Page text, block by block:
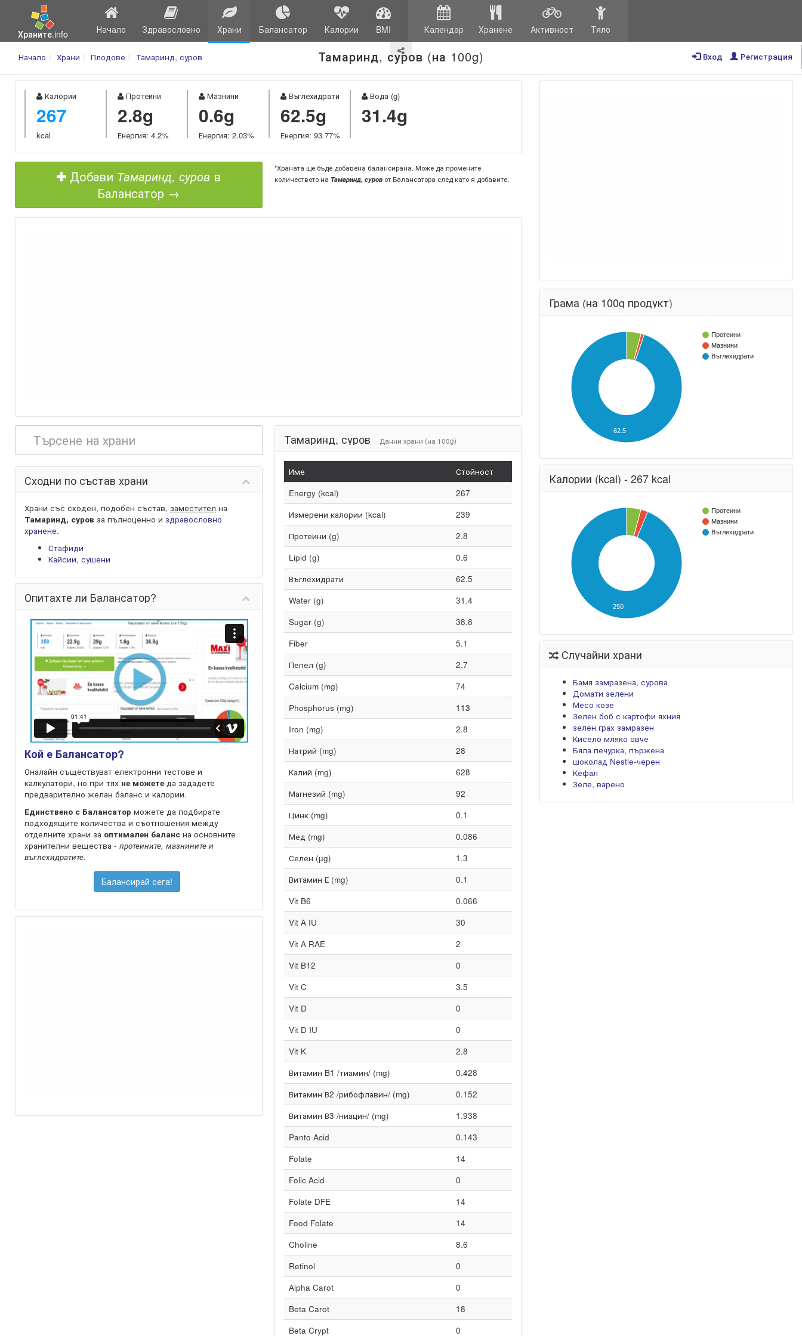
Храните.info Начало Здравословно Храни Балансатор Калории BMI Календар Хранене Активност Тяло
Тамаринд, суров (на 100g)
Начало Храни Плодове Тамаринд, суров Регистрация
Вход
Калории
267
kcal
Протеини
2.8g
Енергия: 4.2%
Мазнини
0.6g
Енергия: 2.03%
Въглехидрати
62.5g
Енергия: 93.77%
Вода (g)
31.4g
Добави Тамаринд, суров в
Балансатор →
*Храната ще бъде добавена балансирана. Може да промените
количеството на Тамаринд, суровот Балансатора след като я добавите.
Сходни по състав храни
Храни със сходен, подобен състав, заместител на
Тамаринд, суров за пълноценно и здравословно
хранене.
Стафиди
Кайсии, сушени
Опитахте ли Балансатор?
Кой е Балансатор?
Оналайн съществуват електронни тестове и
калкулатори, но при тях не можете да зададете
предварително желан баланс и калории.
Единствено с Балансатор можете да подбирате
подходящите количества и съотношения между
отделните храни за оптимален баланс на oсновните
хранителни вещества - протеините, мазнините и
въглехидратите.
Балансирай сега!
Тамаринд, суров Данни храни (на 100g)
Име
Стойност
Energy (kcal)
267
Измерени калории (kcal)
239
Протеини (g)
2.8
Lipid (g)
0.6
Въглехидрати
62.5
Water (g)
31.4
Sugar (g)
38.8
Fiber
5.1
Пепел (g)
2.7
Calcium (mg)
74
Phosphorus (mg)
113
Iron (mg)
2.8
Натрий (mg)
28
Калий (mg)
628
Магнезий (mg)
92
Цинк (mg)
0.1
Мед (mg)
0.086
Селен (µg)
1.3
Витамин Е (mg)
0.1
Vit B6
0.066
Vit A IU
30
Vit A RAE
2
Vit B12
0
Vit C
3.5
Vit D
0
Vit D IU
0
Vit K
2.8
Витамин B1 /тиамин/ (mg)
0.428
Витамин В2 /рибофлавин/ (mg)
0.152
Витамин В3 /ниацин/ (mg)
1.938
Panto Acid
0.143
Folate
14
Folic Acid
0
Folate DFE
14
Food Folate
14
Choline
8.6
Retinol
0
Alpha Carot
0
Beta Carot
18
Beta Crypt
0
Грама (на 100g продукт)
Протеини
Мазнини
Въглехидрати
62.5
Калории (kcal) - 267 kcal
Протеини
Мазнини
Въглехидрати
250
Случайни храни
Бамя замразена, сурова
Домати зелени
Месо козе
Зелен боб с картофи яхния
зелен грах замразен
Кисело мляко овче
Бяла печурка, пържена
шоколад Nestle-черен
Кефал
Зеле, варено